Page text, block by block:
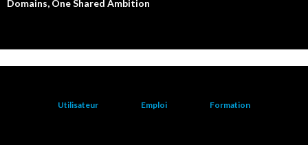
Domains, One Shared Ambition
Utilisateur Emploi Formation